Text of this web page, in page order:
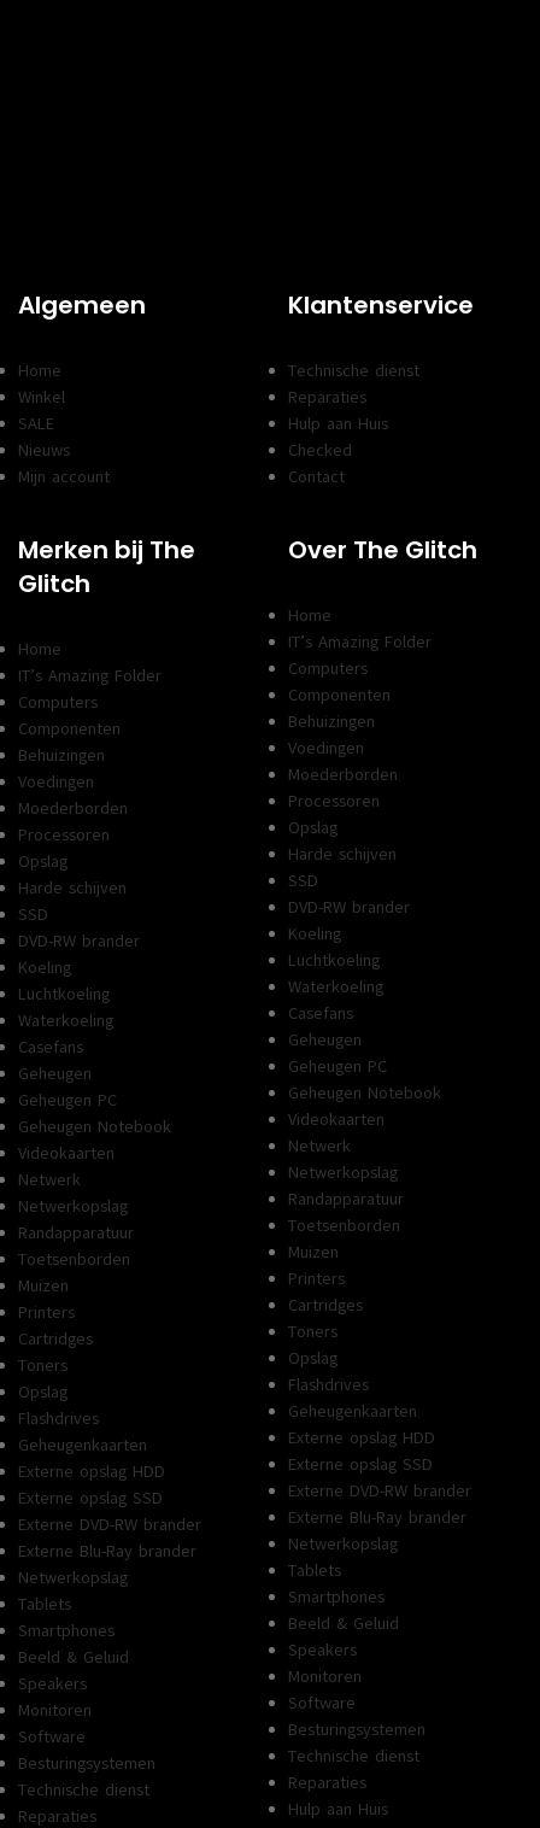
Algemeen
Home
Winkel
SALE
Nieuws
Mijn account
Klantenservice
Technische dienst
Reparaties
Hulp aan Huis
Checked
Contact
Merken bij The
Glitch
Home
IT’s Amazing Folder
Computers
Componenten
Behuizingen
Voedingen
Moederborden
Processoren
Opslag
Harde schijven
SSD
DVD-RW brander
Koeling
Luchtkoeling
Waterkoeling
Casefans
Geheugen
Geheugen PC
Geheugen Notebook
Videokaarten
Netwerk
Netwerkopslag
Randapparatuur
Toetsenborden
Muizen
Printers
Cartridges
Toners
Opslag
Flashdrives
Geheugenkaarten
Externe opslag HDD
Externe opslag SSD
Externe DVD-RW brander
Externe Blu-Ray brander
Netwerkopslag
Tablets
Smartphones
Beeld & Geluid
Speakers
Monitoren
Software
Besturingsystemen
Technische dienst
Reparaties
Over The Glitch
Home
IT’s Amazing Folder
Computers
Componenten
Behuizingen
Voedingen
Moederborden
Processoren
Opslag
Harde schijven
SSD
DVD-RW brander
Koeling
Luchtkoeling
Waterkoeling
Casefans
Geheugen
Geheugen PC
Geheugen Notebook
Videokaarten
Netwerk
Netwerkopslag
Randapparatuur
Toetsenborden
Muizen
Printers
Cartridges
Toners
Opslag
Flashdrives
Geheugenkaarten
Externe opslag HDD
Externe opslag SSD
Externe DVD-RW brander
Externe Blu-Ray brander
Netwerkopslag
Tablets
Smartphones
Beeld & Geluid
Speakers
Monitoren
Software
Besturingsystemen
Technische dienst
Reparaties
Hulp aan Huis